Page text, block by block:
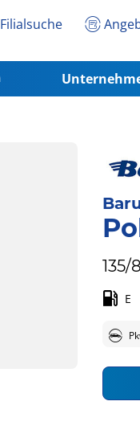
Filialsuche
135/
E